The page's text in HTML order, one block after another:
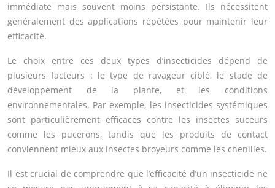
immédiate mais souvent moins persistante. Ils nécessitent
généralement des applications répétées pour maintenir leur
efficacité.
Le choix entre ces deux types d’insecticides dépend de
plusieurs facteurs : le type de ravageur ciblé, le stade de
développement de la plante, et les conditions
environnementales. Par exemple, les insecticides systémiques
sont particulièrement efficaces contre les insectes suceurs
comme les pucerons, tandis que les produits de contact
conviennent mieux aux insectes broyeurs comme les chenilles.
Il est crucial de comprendre que l’efficacité d’un insecticide ne